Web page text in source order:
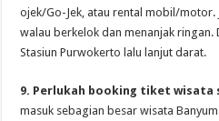
ojek/Go-Jek, atau rental mobil/motor.
walau berkelok dan menanjak ringan.
Stasiun Purwokerto lalu lanjut darat.
9. Perlukah booking tiket wisata
masuk sebagian besar wisata